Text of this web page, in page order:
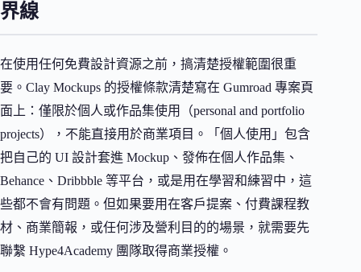
界線
在使用任何免費設計資源之前，搞清楚授權範圍很重
要。Clay Mockups 的授權條款清楚寫在 Gumroad 專案頁
面上：僅限於個人或作品集使用（personal and portfolio
projects），不能直接用於商業項目。「個人使用」包含
把自己的 UI 設計套進 Mockup、發佈在個人作品集、
Behance、Dribbble 等平台，或是用在學習和練習中，這
些都不會有問題。但如果要用在客戶提案、付費課程教
材、商業簡報，或任何涉及營利目的的場景，就需要先
聯繫 Hype4Academy 團隊取得商業授權。